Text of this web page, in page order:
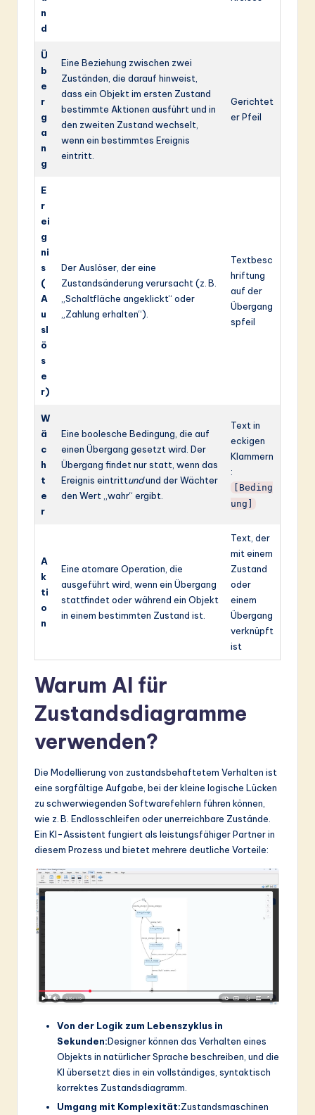
n
d
Ü
b
e
r
g
a
n
g
Eine Beziehung zwischen zwei
Zuständen, die darauf hinweist,
dass ein Objekt im ersten Zustand
bestimmte Aktionen ausführt und in
den zweiten Zustand wechselt,
wenn ein bestimmtes Ereignis
eintritt.
Gerichtet
er Pfeil
E
r
ei
g
ni
s
(
A
u
sl
ö
s
e
r)
Der Auslöser, der eine
Zustandsänderung verursacht (z. B.
„Schaltfläche angeklickt“ oder
„Zahlung erhalten“).
Textbesc
hriftung
auf der
Übergang
spfeil
W
ä
c
h
t
e
r
Eine boolesche Bedingung, die auf
einen Übergang gesetzt wird. Der
Übergang findet nur statt, wenn das
Ereignis eintrittundund der Wächter
den Wert „wahr“ ergibt.
Text in
eckigen
Klammern
:
[Beding
ung]
A
k
ti
o
n
Eine atomare Operation, die
ausgeführt wird, wenn ein Übergang
stattfindet oder während ein Objekt
in einem bestimmten Zustand ist.
Text, der
mit einem
Zustand
oder
einem
Übergang
verknüpft
ist
Warum AI für
Zustandsdiagramme
verwenden?
Die Modellierung von zustandsbehaftetem Verhalten ist
eine sorgfältige Aufgabe, bei der kleine logische Lücken
zu schwerwiegenden Softwarefehlern führen können,
wie z. B. Endlosschleifen oder unerreichbare Zustände.
Ein KI-Assistent fungiert als leistungsfähiger Partner in
diesem Prozess und bietet mehrere deutliche Vorteile:
Von der Logik zum Lebenszyklus in
Sekunden:Designer können das Verhalten eines
Objekts in natürlicher Sprache beschreiben, und die
KI übersetzt dies in ein vollständiges, syntaktisch
korrektes Zustandsdiagramm.
Umgang mit Komplexität:Zustandsmaschinen